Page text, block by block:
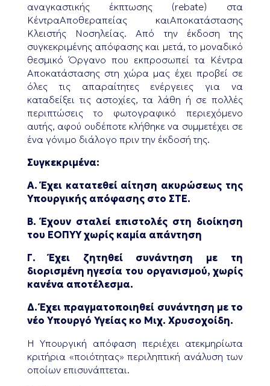
αναγκαστικής έκπτωσης (rebate) στα
ΚέντραΑποθεραπείας καιΑποκατάστασης
Κλειστής Νοσηλείας. Από την έκδοση της
συγκεκριμένης απόφασης και μετά, το μοναδικό
θεσμικό Όργανο που εκπροσωπεί τα Κέντρα
Αποκατάστασης στη χώρα μας έχει προβεί σε
όλες τις απαραίτητες ενέργειες για να
καταδείξει τις αστοχίες, τα λάθη ή σε πολλές
περιπτώσεις το φωτογραφικό περιεχόμενο
αυτής, αφού ουδέποτε κλήθηκε να συμμετέχει σε
ένα γόνιμο διάλογο πριν την έκδοσή της.
Συγκεκριμένα:
Α. Έχει κατατεθεί αίτηση ακυρώσεως της
Υπουργικής απόφασης στο ΣΤΕ.
Β. Έχουν σταλεί επιστολές στη διοίκηση
του ΕΟΠΥΥ χωρίς καμία απάντηση
Γ. Έχει ζητηθεί συνάντηση με τη
διορισμένη ηγεσία του οργανισμού, χωρίς
κανένα αποτέλεσμα.
Δ. Έχει πραγματοποιηθεί συνάντηση με το
νέο Υπουργό Υγείας κο Μιχ. Χρυσοχοίδη.
Η Υπουργική απόφαση περιέχει ατεκμηρίωτα
κριτήρια «ποιότητας» περιληπτική ανάλυση των
οποίων επισυνάπτεται.